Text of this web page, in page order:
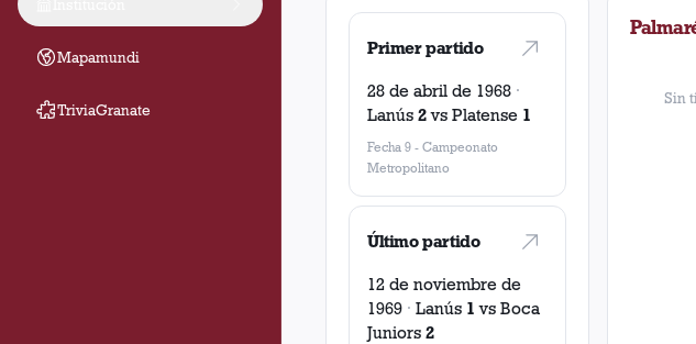
Mapamundi
TriviaGranate
Primer partido
28 de abril de 1968 ·
Lanús 2vs Platense 1
Fecha 9 - Campeonato
Metropolitano
Último partido
12 de noviembre de
1969 · Lanús 1 vs Boca
Juniors 2
Sin